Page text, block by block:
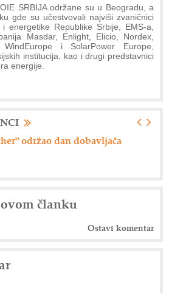
SRBIJA održane su u Beogradu, a
gde su učestvovali najviši zvaničnici
energetike Republike Srbije, EMS-a,
Masdar, Enlight, Elicio, Nordex,
i SolarPower Europe,
institucija, kao i drugi predstavnici
energije.
održao dan dobavljača
članku
Ostavi komentar